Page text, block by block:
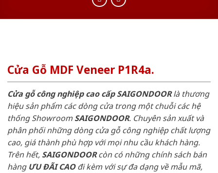
Cửa Gỗ MDF Veneer P1R4a.
Cửa gỗ công nghiệp cao cấp SAIGONDOORlà thương
hiệu sản phẩm các dòng cửa trong một chuỗi các hệ
thống ShowroomSAIGONDOOR. Chuyên sản xuất và
phân phối những dòng cửa gỗ công nghiệp chất lượng
cao, giá thành phù hợp với mọi nhu cầu khách hàng.
Trên hết, SAIGONDOORcòn có những chính sách bán
hàng ƯU ĐÃI CAOđi kèm với sự đa dạng về mẫu mã,